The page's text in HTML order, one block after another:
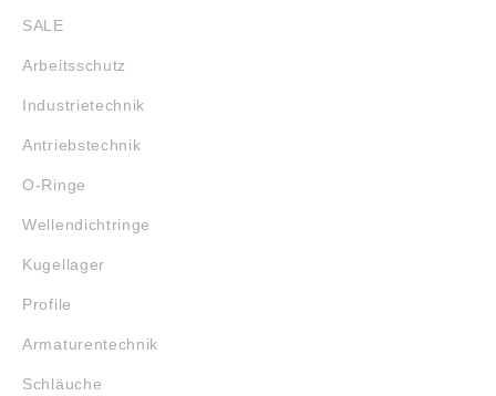
SALE
Arbeitsschutz
Industrietechnik
Antriebstechnik
O-Ringe
Wellendichtringe
Kugellager
Profile
Armaturentechnik
Schläuche